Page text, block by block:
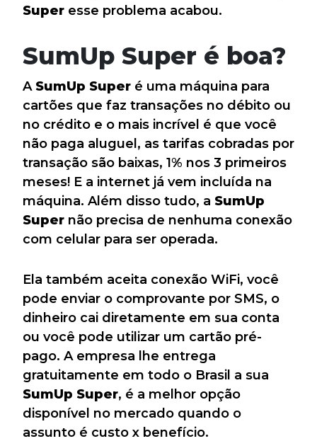
Super esse problema acabou.
SumUp Super é boa?
A SumUp Super é uma máquina para
cartões que faz transações no débito ou
no crédito e o mais incrível é que você
não paga aluguel, as tarifas cobradas por
transação são baixas, 1% nos 3 primeiros
meses! E a internet já vem incluída na
máquina. Além disso tudo, a SumUp
Super não precisa de nenhuma conexão
com celular para ser operada.
Ela também aceita conexão WiFi, você
pode enviar o comprovante por SMS, o
dinheiro cai diretamente em sua conta
ou você pode utilizar um cartão pré-
pago. A empresa lhe entrega
gratuitamente em todo o Brasil a sua
SumUp Super, é a melhor opção
disponível no mercado quando o
assunto é custo x benefício.